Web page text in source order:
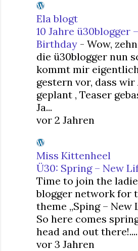
Ela blogt
10 Jahre ü30blogger
Birthday - Wow,
die ü30blogger nun
kommt mir
gestern vor, dass
geplant , Teaser
Ja...
vor 2 Jahren
Miss Kittenheel
Ü30: Spring – New
Time to join the
blogger network for
theme „Sping – New
So here comes
head and out there!....
vor 3 Jahren